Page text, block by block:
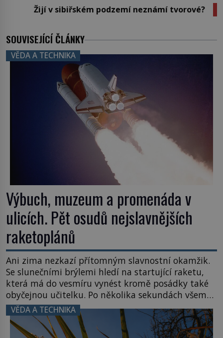
Žijí v sibiřském podzemí neznámí tvorové?
SOUVISEJÍCÍ ČLÁNKY
VĚDA A TECHNIKA
Výbuch, muzeum a promenáda v
ulicích. Pět osudů nejslavnějších
raketoplánů
Ani zima nezkazí přítomným slavnostní okamžik.
Se slunečními brýlemi hledí na startující raketu,
která má do vesmíru vynést kromě posádky také
obyčejnou učitelku. Po několika sekundách všem
ztuhnou úsměvy, stroj totiž exploduje. Jejich
konstrukce není z levného kraje, daňové
poplatníky stojí miliardy dolarů. Na druhou stranu
VĚDA A TECHNIKA